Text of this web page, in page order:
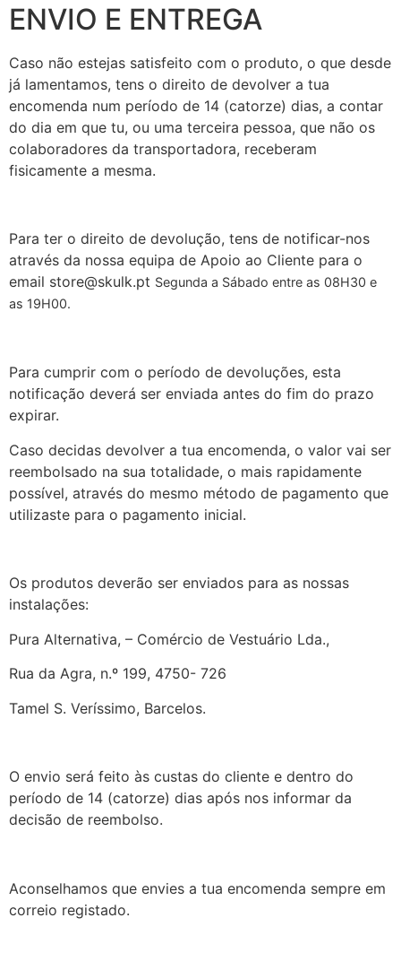
ENVIO E ENTREGA
Caso não estejas satisfeito com o produto, o que desde
já lamentamos, tens o direito de devolver a tua
encomenda num período de 14 (catorze) dias, a contar
do dia em que tu, ou uma terceira pessoa, que não os
colaboradores da transportadora, receberam
fisicamente a mesma.
Para ter o direito de devolução, tens de notificar-nos
através da nossa equipa de Apoio ao Cliente para o
email store@skulk.pt Segunda a Sábado entre as 08H30 e
as 19H00.
Para cumprir com o período de devoluções, esta
notificação deverá ser enviada antes do fim do prazo
expirar.
Caso decidas devolver a tua encomenda, o valor vai ser
reembolsado na sua totalidade, o mais rapidamente
possível, através do mesmo método de pagamento que
utilizaste para o pagamento inicial.
Os produtos deverão ser enviados para as nossas
instalações:
Pura Alternativa, – Comércio de Vestuário Lda.,
Rua da Agra, n.º 199, 4750- 726
Tamel S. Veríssimo, Barcelos.
O envio será feito às custas do cliente e dentro do
período de 14 (catorze) dias após nos informar da
decisão de reembolso.
Aconselhamos que envies a tua encomenda sempre em
correio registado.